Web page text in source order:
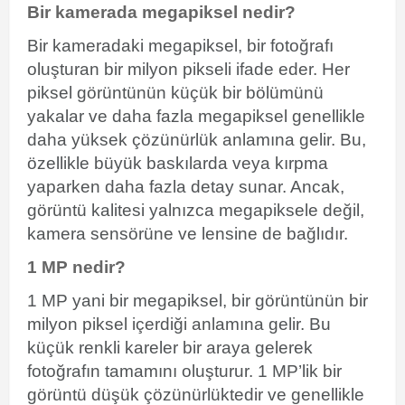
Bir kamerada megapiksel nedir?
Bir kameradaki megapiksel, bir fotoğrafı
oluşturan bir milyon pikseli ifade eder. Her
piksel görüntünün küçük bir bölümünü
yakalar ve daha fazla megapiksel genellikle
daha yüksek çözünürlük anlamına gelir. Bu,
özellikle büyük baskılarda veya kırpma
yaparken daha fazla detay sunar. Ancak,
görüntü kalitesi yalnızca megapiksele değil,
kamera sensörüne ve lensine de bağlıdır.
1 MP nedir?
1 MP yani bir megapiksel, bir görüntünün bir
milyon piksel içerdiği anlamına gelir. Bu
küçük renkli kareler bir araya gelerek
fotoğrafın tamamını oluşturur. 1 MP’lik bir
görüntü düşük çözünürlüktedir ve genellikle